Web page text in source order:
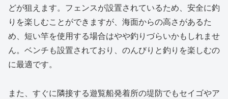
どが狙えます。フェンスが設置されているため、安全に釣
りを楽しむことができますが、海面からの高さがあるた
め、短い竿を使用する場合はやや釣りづらいかもしれませ
ん。ベンチも設置されており、のんびりと釣りを楽しむの
に最適です。
また、すぐに隣接する遊覧船発着所の堤防でもセイゴやア